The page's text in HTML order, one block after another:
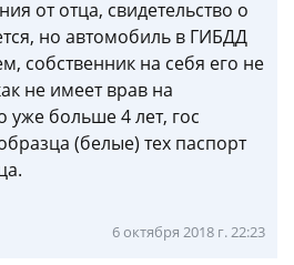
от отца, свидетельство о
но автомобиль в ГИБДД
собственник на себя его не
не имеет врав на
больше 4 лет, гос
(белые) тех паспорт
6 октября 2018 г. 22:23